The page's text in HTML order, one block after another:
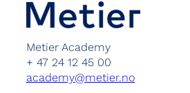
Metier Academy
+ 47 24 12 45 00
academy@metier.no